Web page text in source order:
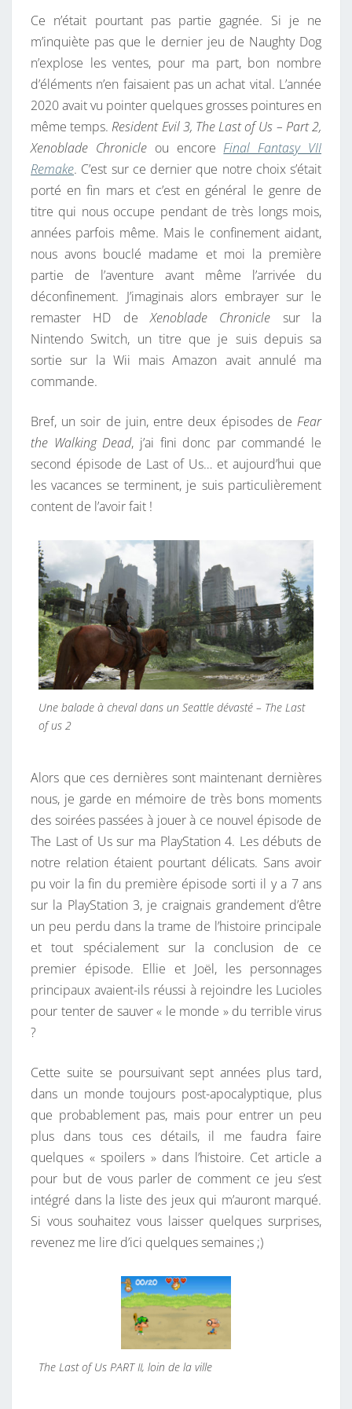
E
U
D
E
L
’
É
T
É
Ce n’était pourtant pas partie gagnée. Si je ne
m’inquiète pas que le dernier jeu de Naughty Dog
n’explose les ventes, pour ma part, bon nombre
d’éléments n’en faisaient pas un achat vital. L’année
2020 avait vu pointer quelques grosses pointures en
même temps.Resident Evil 3, The Last of Us – Part 2,
Xenoblade Chronicleou encoreFinal Fantasy VII
Remake. C’est sur ce dernier que notre choix s’était
porté en fin mars et c’est en général le genre de
titre qui nous occupe pendant de très longs mois,
années parfois même. Mais le confinement aidant,
nous avons bouclé madame et moi la première
partie de l’aventure avant même l’arrivée du
déconfinement. J’imaginais alors embrayer sur le
remaster HD deXenoblade Chronicle sur la
Nintendo Switch, un titre que je suis depuis sa
sortie sur la Wii mais Amazon avait annulé ma
commande.
Bref, un soir de juin, entre deux épisodes de Fear
the Walking Dead, j’ai fini donc par commandé le
second épisode de Last of Us… et aujourd’hui que
les vacances se terminent, je suis particulièrement
content de l’avoir fait !
Une balade à cheval dans un Seattle dévasté – The Last
of us 2
Alors que ces dernières sont maintenant dernières
nous, je garde en mémoire de très bons moments
des soirées passées à jouer à ce nouvel épisode de
The Last of Us sur ma PlayStation 4. Les débuts de
notre relation étaient pourtant délicats. Sans avoir
pu voir la fin du première épisode sorti il y a 7 ans
sur la PlayStation 3, je craignais grandement d’être
un peu perdu dans la trame de l’histoire principale
et tout spécialement sur la conclusion de ce
premier épisode. Ellie et Joël, les personnages
principaux avaient-ils réussi à rejoindre les Lucioles
pour tenter de sauver « le monde » du terrible virus
?
Cette suite se poursuivant sept années plus tard,
dans un monde toujours post-apocalyptique, plus
que probablement pas, mais pour entrer un peu
plus dans tous ces détails, il me faudra faire
quelques « spoilers » dans l’histoire. Cet article a
pour but de vous parler de comment ce jeu s’est
intégré dans la liste des jeux qui m’auront marqué.
Si vous souhaitez vous laisser quelques surprises,
revenez me lire d’ici quelques semaines ;)
The Last of Us PART II, loin de la ville